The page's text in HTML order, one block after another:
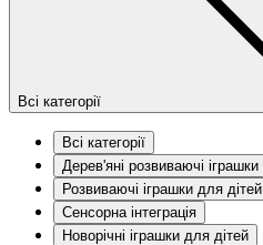
Всі категорії
Всі категорії
Дерев'яні розвиваючі іграшки
Розвиваючі іграшки для дітей
Сенсорна інтеграція
Новорічні іграшки для дітей